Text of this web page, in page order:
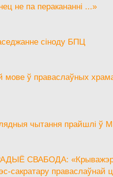
не па перакананні ...»
сіноду БПЦ
мове ў праваслаўных
чытання прайшлі ў
СВАБОДА:
сакратару праваслаўнай